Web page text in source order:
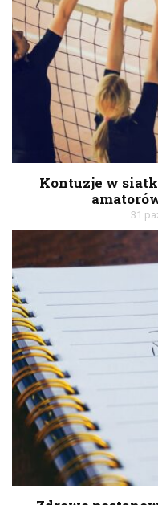
Kontuzje w
31